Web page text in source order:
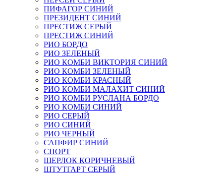
ПИФАГОР СИНИЙ
ПРЕЗИДЕНТ СИНИЙ
ПРЕСТИЖ СЕРЫЙ
ПРЕСТИЖ СИНИЙ
РИО БОРДО
РИО ЗЕЛЕНЫЙ
РИО КОМБИ ВИКТОРИЯ СИНИЙ
РИО КОМБИ ЗЕЛЕНЫЙ
РИО КОМБИ КРАСНЫЙ
РИО КОМБИ МАЛАХИТ СИНИЙ
РИО КОМБИ РУСЛАНА БОРДО
РИО КОМБИ СИНИЙ
РИО СЕРЫЙ
РИО СИНИЙ
РИО ЧЕРНЫЙ
САПФИР СИНИЙ
СПОРТ
ШЕРЛОК КОРИЧНЕВЫЙ
ШТУТГАРТ СЕРЫЙ